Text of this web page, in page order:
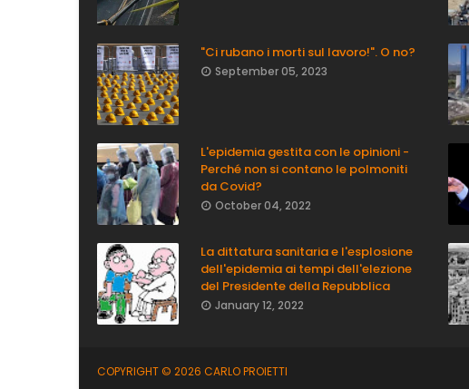
"Ci rubano i morti sul lavoro!". O no?
September 05, 2023
L'epidemia gestita con le opinioni -
Perché non si contano le polmoniti
da Covid?
October 04, 2022
La dittatura sanitaria e l'esplosione
dell'epidemia ai tempi dell'elezione
del Presidente della Repubblica
January 12, 2022
COPYRIGHT © 2026 CARLO PROIETTI